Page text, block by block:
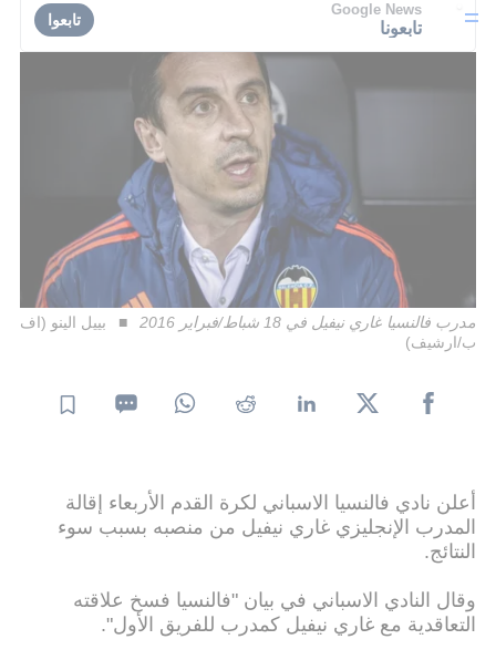
Google News
تابعونا تابعوا
مدرب فالنسيا غاري نيفيل في 18 شباط/فبراير 2016
بييل الينو (اف
ب/ارشيف)
أعلن نادي فالنسيا الاسباني لكرة القدم الأربعاء إقالة
المدرب الإنجليزي غاري نيفيل من منصبه بسبب سوء
النتائج.
وقال النادي الاسباني في بيان "فالنسيا فسخ علاقته
التعاقدية مع غاري نيفيل كمدرب للفريق الأول".